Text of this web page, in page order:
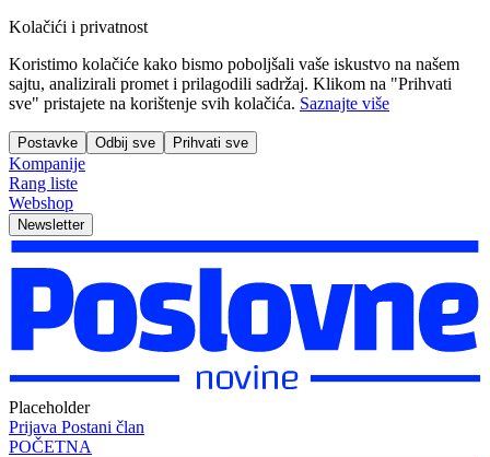
Kolačići i privatnost
Koristimo kolačiće kako bismo poboljšali vaše iskustvo na našem
sajtu, analizirali promet i prilagodili sadržaj. Klikom na "Prihvati
sve" pristajete na korištenje svih kolačića. Saznajte više
Postavke Odbij sve Prihvati sve
Kompanije
Rang liste
Webshop
Newsletter
Placeholder
Prijava Postani član
POČETNA